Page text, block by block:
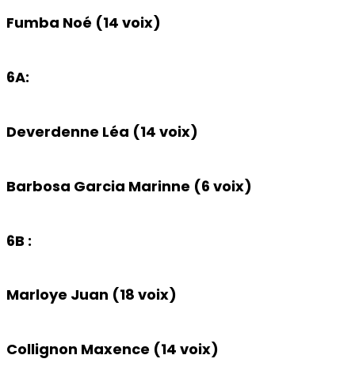
Fumba Noé (14 voix)
6A:
Deverdenne Léa (14 voix)
Barbosa Garcia Marinne (6 voix)
6B :
Marloye Juan (18 voix)
Collignon Maxence (14 voix)